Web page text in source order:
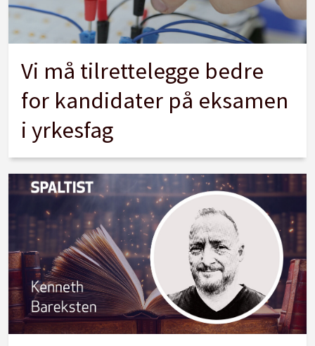
Vi må tilrettelegge bedre
for kandidater på eksamen
i yrkesfag